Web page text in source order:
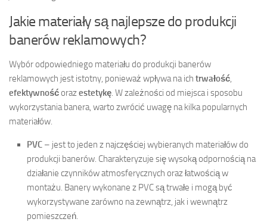
Jakie materiały są najlepsze do produkcji
banerów reklamowych?
Wybór odpowiedniego materiału do produkcji banerów
reklamowych jest istotny, ponieważ wpływa na ich trwałość,
efektywnośćorazestetykę. W zależności od miejsca i sposobu
wykorzystania banera, warto zwrócić uwagę na kilka popularnych
materiałów.
PVC – jest to jeden z najczęściej wybieranych materiałów do
produkcji banerów. Charakteryzuje się wysoką odpornością na
działanie czynników atmosferycznych oraz łatwością w
montażu. Banery wykonane z PVC są trwałe i mogą być
wykorzystywane zarówno na zewnątrz, jak i wewnątrz
pomieszczeń.